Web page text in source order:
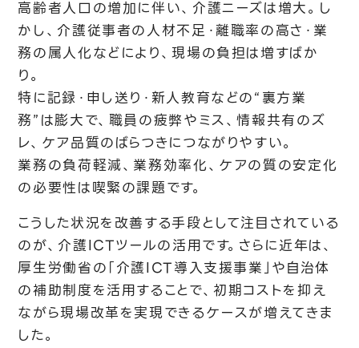
高齢者人口の増加に伴い、介護ニーズは増大。し
かし、介護従事者の人材不足・離職率の高さ・業
務の属人化などにより、現場の負担は増すばか
り。
特に記録・申し送り・新人教育などの“裏方業
務”は膨大で、職員の疲弊やミス、情報共有のズ
レ、ケア品質のばらつきにつながりやすい。
業務の負荷軽減、業務効率化、ケアの質の安定化
の必要性は喫緊の課題です。
こうした状況を改善する手段として注目されている
のが、介護ICTツールの活用です。さらに近年は、
厚生労働省の「介護ICT導入支援事業」や自治体
の補助制度を活用することで、初期コストを抑え
ながら現場改革を実現できるケースが増えてきま
した。